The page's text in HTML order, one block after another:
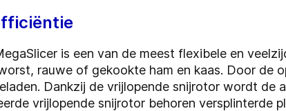
is een van de meest flexibele en
rauwe of gekookte ham en kaas. Door de
Dankzij de vrijlopende snijrotor wordt
vrijlopende snijrotor behoren versplinterde